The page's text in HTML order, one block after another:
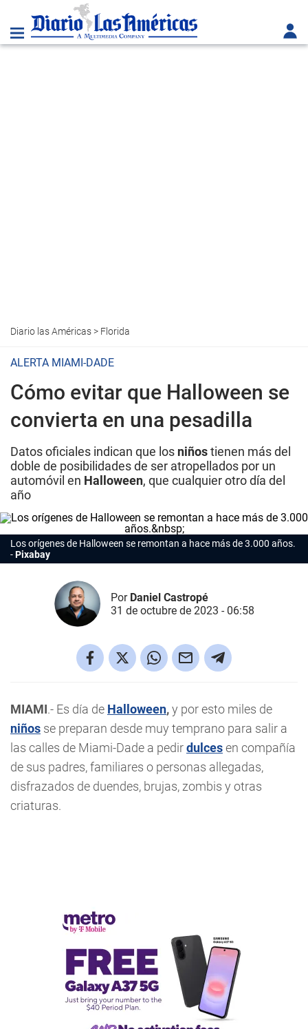
Diario las Américas> Florida
ALERTA MIAMI-DADE
Cómo evitar que Halloween se
convierta en una pesadilla
Datos oficiales indican que los niñostienen más del
doble de posibilidades de ser atropellados por un
automóvil en Halloween, que cualquier otro día del
año
Los orígenes de Halloween se remontan a hace más de 3.000 años.
Pixabay
Por Daniel Castropé
31 de octubre de 2023 - 06:58
MIAMI.- Es día de Halloween,y por esto miles de
niños se preparan desde muy temprano para salir a
las calles de Miami-Dade a pedirdulcesen compañía
de sus padres, familiares o personas allegadas,
disfrazados de duendes, brujas, zombis y otras
criaturas.